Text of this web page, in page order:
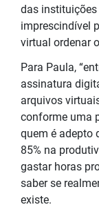
das
imprescindível
virtual ordenar
Para Paula,
assinatura
arquivos
conforme uma
quem é adepto
85% na
gastar horas
saber se
existe.